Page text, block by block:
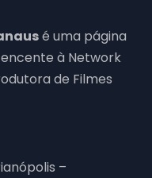
é uma página
à Network
de Filmes
–